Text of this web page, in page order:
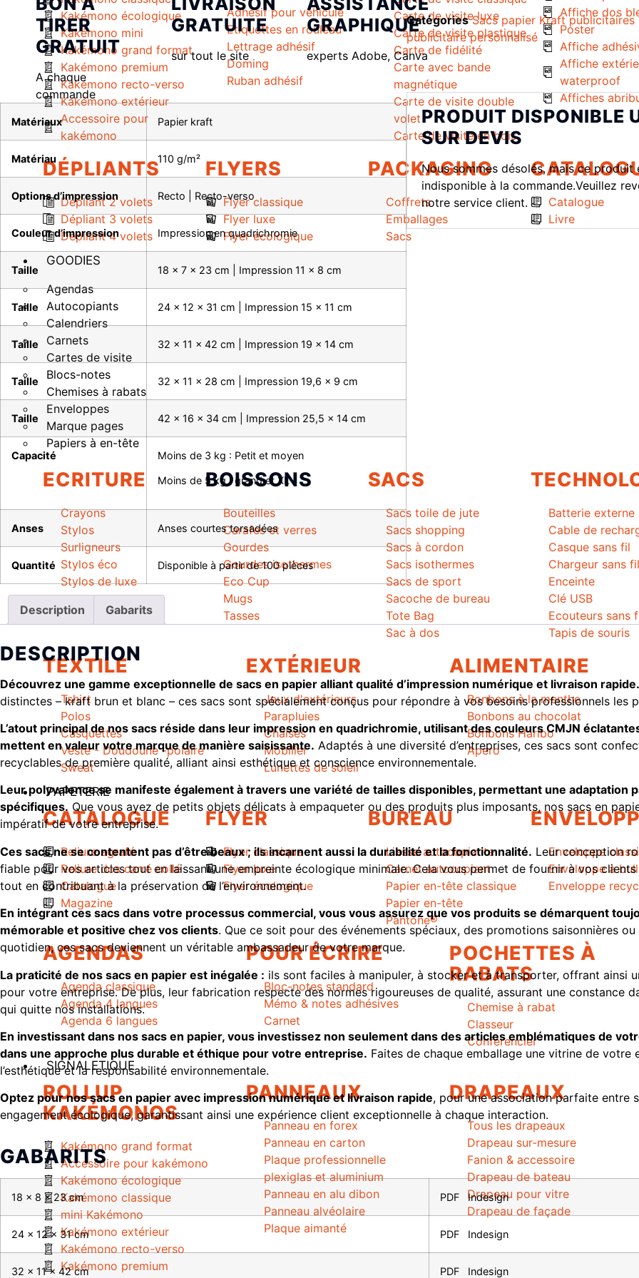
Kakémono écologique
Kakémono mini
Kakémono grand format
Kakémono premium
Kakémono recto-verso
Kakémono extérieur
Accessoire pour
kakémono
Adhésif pour véhicule
Etiquettes en rouleau
Lettrage adhésif
Doming
Ruban adhésif
Carte de visite luxe
Carte de visite plastique
Carte de fidélité
Carte avec bande
magnétique
Carte de visite double
volet
Carte de visite en bois
Affiche dos
Poster
Affiche
Affiche
waterproof
Affiches
DÉPLIANTS
Dépliant 2 volets
Dépliant 3 volets
Dépliant 4 volets
FLYERS
Flyer classique
Flyer luxe
Flyer écologique
PACKAGING
Coffrets
Emballages
Sacs
Catalogue
Livre
GOODIES
Agendas
Autocopiants
Calendriers
Carnets
Cartes de visite
Blocs-notes
Chemises à rabats
Enveloppes
Marque pages
Papiers à en-tête
ECRITURE
Crayons
Stylos
Surligneurs
Stylos éco
Stylos de luxe
BOISSONS
Bouteilles
Carafes et verres
Gourdes
Gourdes isothermes
Eco Cup
Mugs
Tasses
SACS
Sacs toile de jute
Sacs shopping
Sacs à cordon
Sacs isothermes
Sacs de sport
Sacoche de bureau
Tote Bag
Sac à dos
Batterie externe
Cable de
Casque sans fil
Chargeur sans fil
Enceinte
Clé USB
Ecouteurs sans
Tapis de souris
TEXTILE
Tshirt
Polos
Casquettes
Veste - Doudoune -polaire
Sweat
EXTÉRIEUR
Jeux d'extérieurs
Parapluies
Chaises
Mobilier
Lunettes de soleil
ALIMENTAIRE
Bonbons à la menthe
Bonbons au chocolat
Bonbons Haribo
Apero
PAPETERIE
CATALOGUE
Reliure agrafé
Reliure dos carré collé
Catalogue
Magazine
FLYER
Flyer classique
Flyer luxe
Flyer écologique
BUREAU
Liasse autocopiante
Carnet autocopiant
Papier en-tête classique
Papier en-tête
Pantone®
Enveloppe
Enveloppe à
Enveloppe
AGENDAS
Agenda classique
Agenda 4 langues
Agenda 6 langues
POUR ÉCRIRE
Bloc-notes standard
Mémo & notes adhésives
Carnet
POCHETTES À
RABATS
Chemise à rabat
Classeur
Conférencier
SIGNALETIQUE
ROLLUP
KAKÉMONOS
Kakémono grand format
Accessoire pour kakémono
Kakémono écologique
Kakémono classique
mini Kakémono
Kakémono extérieur
Kakémono recto-verso
Kakémono premium
PANNEAUX
Panneau en forex
Panneau en carton
Plaque professionnelle
plexiglas et aluminium
Panneau en alu dibon
Panneau alvéolaire
Plaque aimanté
DRAPEAUX
Tous les drapeaux
Drapeau sur-mesure
Fanion & accessoire
Drapeau de bateau
Drapeau pour vitre
Drapeau de façade
TIRER
GRATUIT
A chaque
commande
GRATUITE
sur tout le site
GRAPHIQUE
experts Adobe, Canva
Matériaux Papier kraft
Matériau 110 g/m²
Options d’impression Recto | Recto-verso
Couleur d’impression Impression en quadrichromie
Taille 18 x 7 x 23 cm | Impression 11 x 8 cm
Taille 24 x 12 x 31 cm | Impression 15 x 11 cm
Taille 32 x 11 x 42 cm | Impression 19 x 14 cm
Taille 32 x 11 x 28 cm | Impression 19,6 x 9 cm
Taille 42 x 16 x 34 cm | Impression 25,5 x 14 cm
Capacité Moins de 3 kg : Petit et moyen
Moins de 5 kg : grand et XL
Anses Anses courtes torsadées
Quantité Disponible à partir de 100 pièces
Catégories Sacs papier Kraft publicitaires
publicitaire personnalisé
PRODUIT DISPONIBLE
SUR DEVIS
Nous sommes désolés, mais ce
indisponible à la commande.Veuillez
notre service client.
Description Gabarits
DESCRIPTION
Découvrez une gamme exceptionnelle de sacs en papier alliant qualité d’impression numérique et livraison rapide.
distinctes – kraft brun et blanc – ces sacs sont spécialement conçus pour répondre à vos besoins professionnels les
L’atout principal de nos sacs réside dans leur impression en quadrichromie, utilisant des couleurs CMJN
mettent en valeur votre marque de manière saisissante. Adaptés à une diversité d’entreprises, ces sacs sont
recyclables de première qualité, alliant ainsi esthétique et conscience environnementale.
Leur polyvalence se manifeste également à travers une variété de tailles disponibles, permettant une adaptation
spécifiques. Que vous ayez de petits objets délicats à empaqueter ou des produits plus imposants, nos sacs en
impératif de votre entreprise.
Ces sacs ne se contentent pas d’être beaux ; ils incarnent aussi la durabilité et la fonctionnalité. Leur conception
fiable pour vos articles tout en laissant une empreinte écologique minimale. Cela vous permet de fournir à vos clients
tout en contribuant à la préservation de l’environnement.
En intégrant ces sacs dans votre processus commercial, vous vous assurez que vos produits se démarquent
mémorable et positive chez vos clients. Que ce soit pour des événements spéciaux, des promotions saisonnières
quotidien, ces sacs deviennent un véritable ambassadeur de votre marque.
La praticité de nos sacs en papier est inégalée : ils sont faciles à manipuler, à stocker et à transporter, offrant ainsi
pour votre entreprise. De plus, leur fabrication respecte des normes rigoureuses de qualité, assurant une constance
qui quitte nos installations.
En investissant dans nos sacs en papier, vous investissez non seulement dans des articles emblématiques de
dans une approche plus durable et éthique pour votre entreprise. Faites de chaque emballage une vitrine de votre
l’esthétique et la responsabilité environnementale.
Optez pour nos sacs en papier avec impression numérique et livraison rapide, pour une association parfaite entre
engagement écologique, garantissant ainsi une expérience client exceptionnelle à chaque interaction.
GABARITS
18 x 8 x 23 cm PDF Indesign
24 x 12 x 31 cm PDF Indesign
32 x 11 x 42 cm PDF Indesign